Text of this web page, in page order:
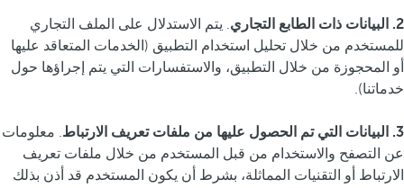
2. البيانات ذات الطابع التجاري
. يتم الاستدلال على الملف التجاري
للمستخدم من خلال تحليل استخدام التطبيق (الخدمات المتعاقد عليها
أو المحجوزة من خلال التطبيق، والاستفسارات التي يتم إجراؤها حول
خدماتنا).
3. البيانات التي تم الحصول عليها من ملفات تعريف الارتباط
. معلومات
عن التصفح والاستخدام من قبل المستخدم من خلال ملفات تعريف
الارتباط أو التقنيات المماثلة، بشرط أن يكون المستخدم قد أذن بذلك